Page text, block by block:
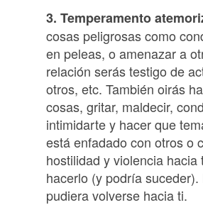
3. Temperamento
cosas peligrosas como
en peleas, o amenazar a
relación serás testigo de
otros, etc. También oirás
cosas, gritar, maldecir,
intimidarte y hacer que
está enfadado con otros o
hostilidad y violencia
hacerlo (y podría
pudiera volverse hacia ti.